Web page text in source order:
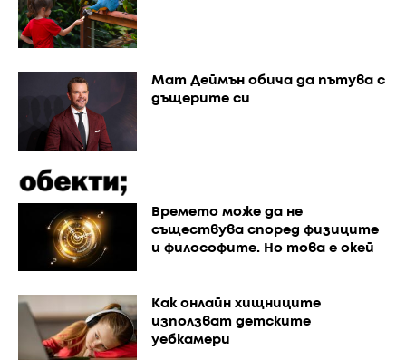
Мат Деймън обича да пътува с
дъщерите си
Времето може да не
съществува според физиците
и философите. Но това е окей
Как онлайн хищниците
използват детските
уебкамери